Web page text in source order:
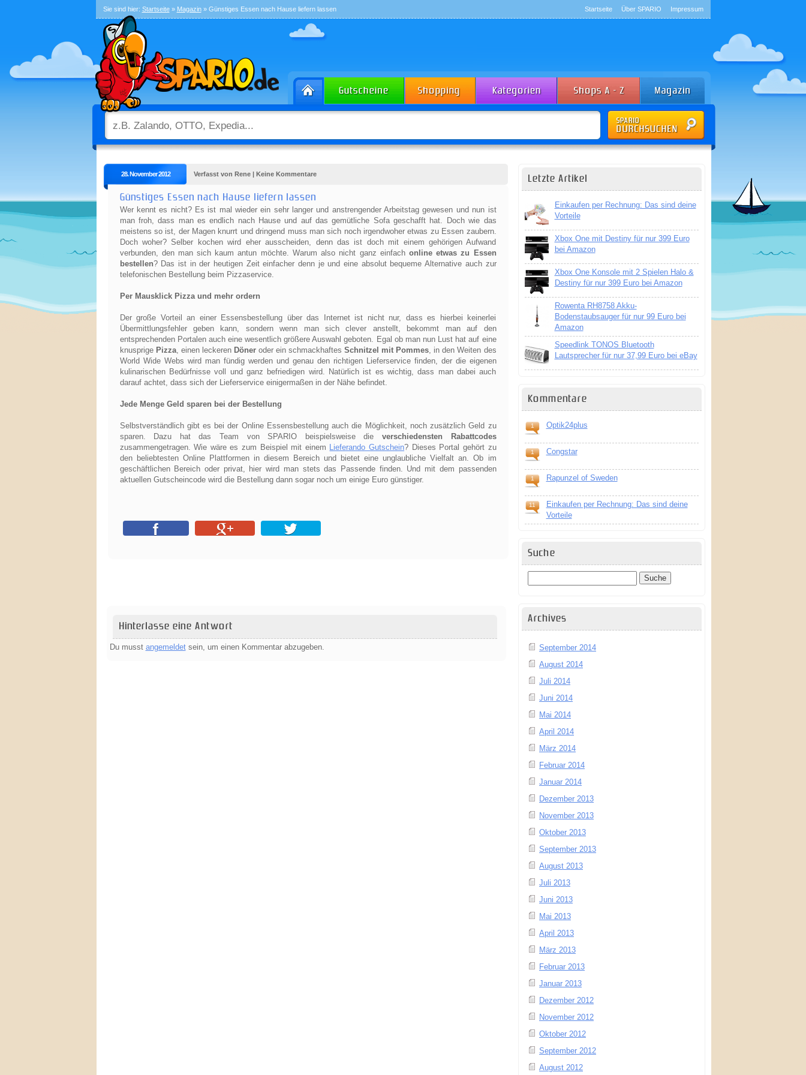
Sie sind hier: Startseite» Magazin» Günstiges Essen nach Hause liefern lassen Startseite Über SPARIO Impressum
28. November 2012 Verfasst von Rene | Keine Kommentare
Günstiges Essen nach Hause liefern lassen
Wer kennt es nicht? Es ist mal wieder ein sehr langer und anstrengender Arbeitstag gewesen und nun ist
man froh, dass man es endlich nach Hause und auf das gemütliche Sofa geschafft hat. Doch wie das
meistens so ist, der Magen knurrt und dringend muss man sich noch irgendwoher etwas zu Essen zaubern.
Doch woher? Selber kochen wird eher ausscheiden, denn das ist doch mit einem gehörigen Aufwand
verbunden, den man sich kaum antun möchte. Warum also nicht ganz einfach online etwas zu Essen
bestellen? Das ist in der heutigen Zeit einfacher denn je und eine absolut bequeme Alternative auch zur
telefonischen Bestellung beim Pizzaservice.
Per Mausklick Pizza und mehr ordern
Der große Vorteil an einer Essensbestellung über das Internet ist nicht nur, dass es hierbei keinerlei
Übermittlungsfehler geben kann, sondern wenn man sich clever anstellt, bekommt man auf den
entsprechenden Portalen auch eine wesentlich größere Auswahl geboten. Egal ob man nun Lust hat auf eine
knusprige Pizza, einen leckeren Döneroder ein schmackhaftesSchnitzel mit Pommes, in den Weiten des
World Wide Webs wird man fündig werden und genau den richtigen Lieferservice finden, der die eigenen
kulinarischen Bedürfnisse voll und ganz befriedigen wird. Natürlich ist es wichtig, dass man dabei auch
darauf achtet, dass sich der Lieferservice einigermaßen in der Nähe befindet.
Jede Menge Geld sparen bei der Bestellung
Selbstverständlich gibt es bei der Online Essensbestellung auch die Möglichkeit, noch zusätzlich Geld zu
sparen. Dazu hat das Team von SPARIO beispielsweise die verschiedensten Rabattcodes
zusammengetragen. Wie wäre es zum Beispiel mit einem Lieferando Gutschein? Dieses Portal gehört zu
den beliebtesten Online Plattformen in diesem Bereich und bietet eine unglaubliche Vielfalt an. Ob im
geschäftlichen Bereich oder privat, hier wird man stets das Passende finden. Und mit dem passenden
aktuellen Gutscheincode wird die Bestellung dann sogar noch um einige Euro günstiger.
Hinterlasse eine Antwort
Du musst angemeldetsein, um einen Kommentar abzugeben.
Letzte Artikel
Einkaufen per Rechnung: Das sind deine
Vorteile
Xbox One mit Destiny für nur 399 Euro
bei Amazon
Xbox One Konsole mit 2 Spielen Halo &
Destiny für nur 399 Euro bei Amazon
Rowenta RH8758 Akku-
Bodenstaubsauger für nur 99 Euro bei
Amazon
Speedlink TONOS Bluetooth
Lautsprecher für nur 37,99 Euro bei eBay
Kommentare
1 Optik24plus
1 Congstar
1 Rapunzel of Sweden
11
Einkaufen per Rechnung: Das sind deine
Vorteile
Suche
Archives
September 2014
August 2014
Juli 2014
Juni 2014
Mai 2014
April 2014
März 2014
Februar 2014
Januar 2014
Dezember 2013
November 2013
Oktober 2013
September 2013
August 2013
Juli 2013
Juni 2013
Mai 2013
April 2013
März 2013
Februar 2013
Januar 2013
Dezember 2012
November 2012
Oktober 2012
September 2012
August 2012